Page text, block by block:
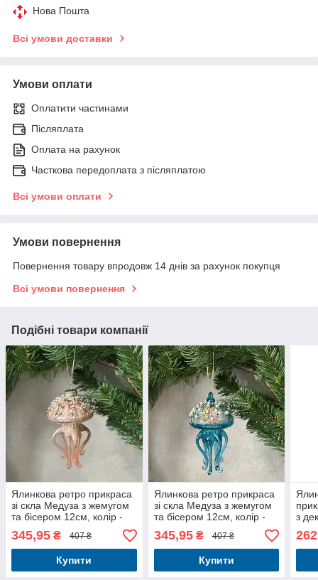
Нова Пошта
Всі умови доставки
Умови оплати
Оплатити частинами
Післяплата
Оплата на рахунок
Часткова передоплата з післяплатою
Всі умови оплати
Умови повернення
Повернення товару впродовж 14 днів за рахунок покупця
Всі умови повернення
Подібні товари компанії
Ялинкова ретро прикраса
зі скла Медуза з жемугом
та бісером 12см, колір -
шампань Новоричний
декор
345,95 ₴ 407 ₴
Купити
Ялинкова ретро прикраса
зі скла Медуза з жемугом
та бісером 12см, колір -
блакітний Новоричний
декор
345,95₴ 407 ₴
Купити
з